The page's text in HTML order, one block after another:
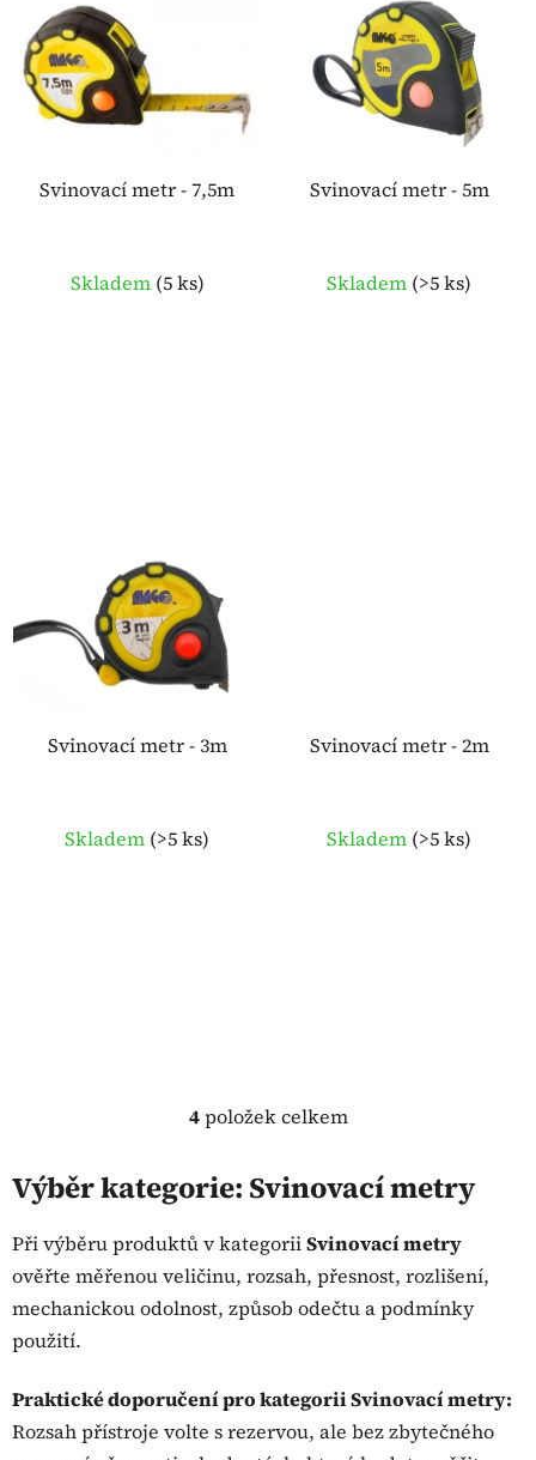
o
d
p
Svinovací metr - 7,5m
Skladem (5 ks)
Svinovací metr - 5m
Skladem (>5 ks)
Svinovací metr - 3m
Skladem (>5 ks)
Svinovací metr - 2m
Skladem (>5 ks)
O
l
á
d
a
c
í
v
k
y
4položek celkem
Výběr kategorie: Svinovací metry
Při výběru produktů v kategoriiSvinovací metry
ověřte měřenou veličinu, rozsah, přesnost, rozlišení,
mechanickou odolnost, způsob odečtu a podmínky
použití.
Praktické doporučení pro kategorii Svinovací metry:
Rozsah přístroje volte s rezervou, ale bez zbytečného